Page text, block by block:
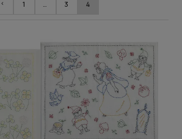
1 3 4